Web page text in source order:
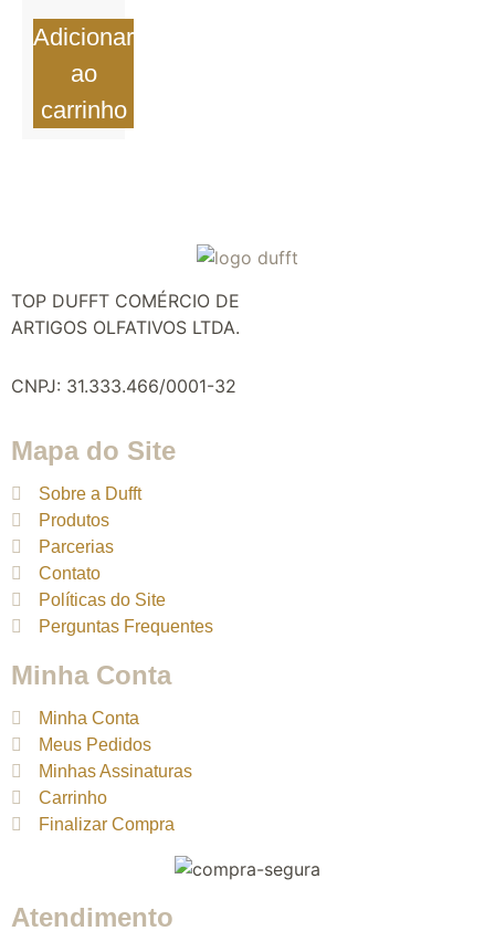
Adicionar
ao
carrinho
TOP DUFFT COMÉRCIO DE
ARTIGOS OLFATIVOS LTDA.
CNPJ: 31.333.466/0001-32
Mapa do Site
Sobre a Dufft
Produtos
Parcerias
Contato
Políticas do Site
Perguntas Frequentes
Minha Conta
Minha Conta
Meus Pedidos
Minhas Assinaturas
Carrinho
Finalizar Compra
Atendimento